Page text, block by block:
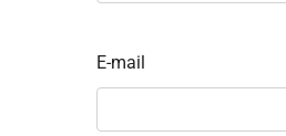
E-mail